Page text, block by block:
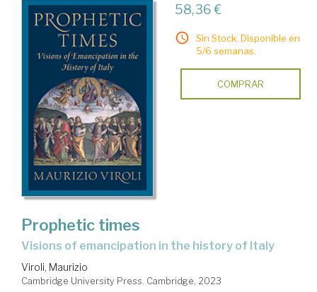
58,36 €
Sin Stock. Disponible en
5/6 semanas.
COMPRAR
Prophetic times
visions of emancipation in the history of Italy
Viroli, Maurizio
Cambridge University Press. Cambridge, 2023